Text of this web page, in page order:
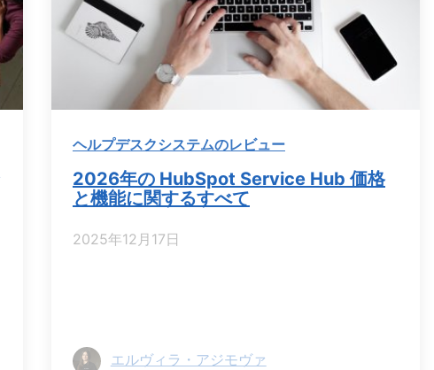
ヘルプデスクシステムのレビュー
2026年の HubSpot Service Hub 価格
と機能に関するすべて
2025年12月17日
エルヴィラ・アジモヴァ